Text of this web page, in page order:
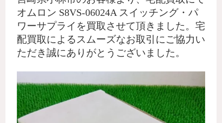
オムロン S8VS-06024A スイッチング・パ
ワーサプライを買取させて頂きました。宅
配買取によるスムーズなお取引にご協力い
ただき誠にありがとうございました。